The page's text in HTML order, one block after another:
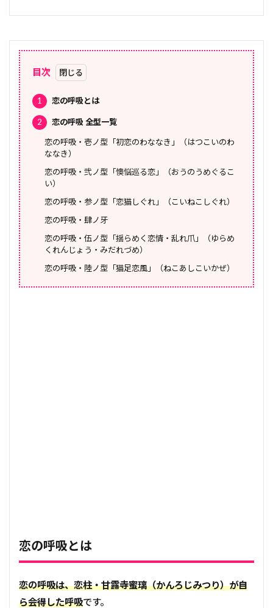
目次
1 恋の呼吸とは
2 恋の呼吸 全型一覧
恋の呼吸・壱ノ型「初恋のわななき」（はつこいのわ
ななき）
恋の呼吸・弐ノ型「懊悩巡る恋」（おうのうめぐるこ
い）
恋の呼吸・参ノ型「恋猫しぐれ」（こいねこしぐれ）
恋の呼吸・肆ノ牙
恋の呼吸・伍ノ型「揺らめく恋情・乱れ爪」（ゆらめ
くれんじょう・みだれづめ）
恋の呼吸・陸ノ型「猫足恋風」（ねこあしこいかぜ）
恋の呼吸とは
恋の呼吸は、恋柱・甘露寺蜜璃（かんろじみつり）が自
ら会得した呼吸です。